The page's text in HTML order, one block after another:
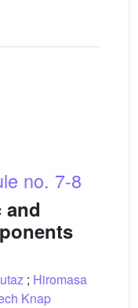
no. 7-8
and
; Hiromasa
Knap